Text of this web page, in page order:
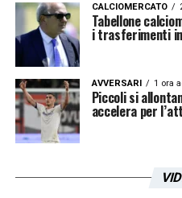
CALCIOMERCATO
Tabellone
i trasferimenti
AVVERSARI 1 ora
Piccoli si
accelera per